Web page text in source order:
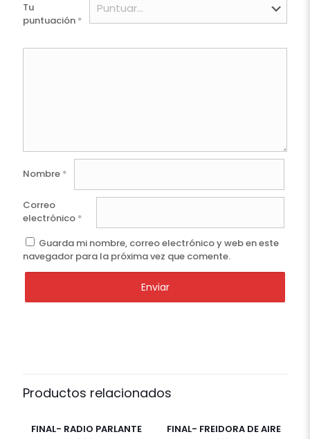
Tu
puntuación *
Nombre *
Correo
electrónico *
Guarda mi nombre, correo electrónico y web en este
navegador para la próxima vez que comente.
Productos relacionados
FINAL- RADIO PARLANTE
FINAL- FREIDORA DE AIRE